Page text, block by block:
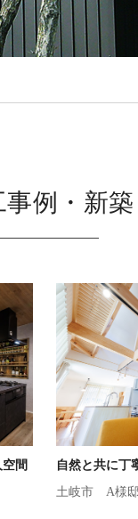
事例・新築
空間 自然と共に丁
土岐市 A様邸